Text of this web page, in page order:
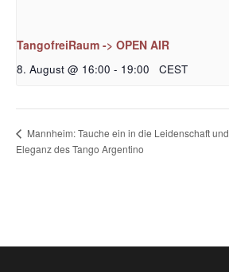
TangofreiRaum -> OPEN AIR
8. August @ 16:00 - 19:00 CEST
Mannheim: Tauche ein in die Leidenschaft und
Eleganz des Tango Argentino